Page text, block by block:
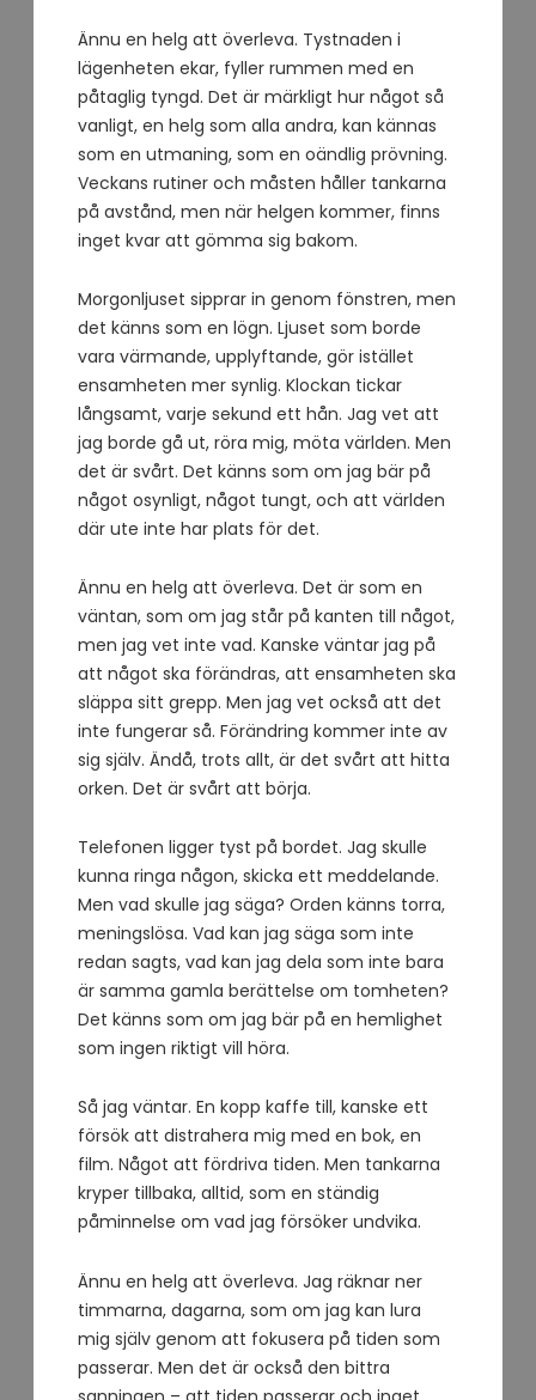
Ännu en helg att överleva. Tystnaden i
lägenheten ekar, fyller rummen med en
påtaglig tyngd. Det är märkligt hur något så
vanligt, en helg som alla andra, kan kännas
som en utmaning, som en oändlig prövning.
Veckans rutiner och måsten håller tankarna
på avstånd, men när helgen kommer, finns
inget kvar att gömma sig bakom.
Morgonljuset sipprar in genom fönstren, men
det känns som en lögn. Ljuset som borde
vara värmande, upplyftande, gör istället
ensamheten mer synlig. Klockan tickar
långsamt, varje sekund ett hån. Jag vet att
jag borde gå ut, röra mig, möta världen. Men
det är svårt. Det känns som om jag bär på
något osynligt, något tungt, och att världen
där ute inte har plats för det.
Ännu en helg att överleva. Det är som en
väntan, som om jag står på kanten till något,
men jag vet inte vad. Kanske väntar jag på
att något ska förändras, att ensamheten ska
släppa sitt grepp. Men jag vet också att det
inte fungerar så. Förändring kommer inte av
sig själv. Ändå, trots allt, är det svårt att hitta
orken. Det är svårt att börja.
Telefonen ligger tyst på bordet. Jag skulle
kunna ringa någon, skicka ett meddelande.
Men vad skulle jag säga? Orden känns torra,
meningslösa. Vad kan jag säga som inte
redan sagts, vad kan jag dela som inte bara
är samma gamla berättelse om tomheten?
Det känns som om jag bär på en hemlighet
som ingen riktigt vill höra.
Så jag väntar. En kopp kaffe till, kanske ett
försök att distrahera mig med en bok, en
film. Något att fördriva tiden. Men tankarna
kryper tillbaka, alltid, som en ständig
påminnelse om vad jag försöker undvika.
Ännu en helg att överleva. Jag räknar ner
timmarna, dagarna, som om jag kan lura
mig själv genom att fokusera på tiden som
passerar. Men det är också den bittra